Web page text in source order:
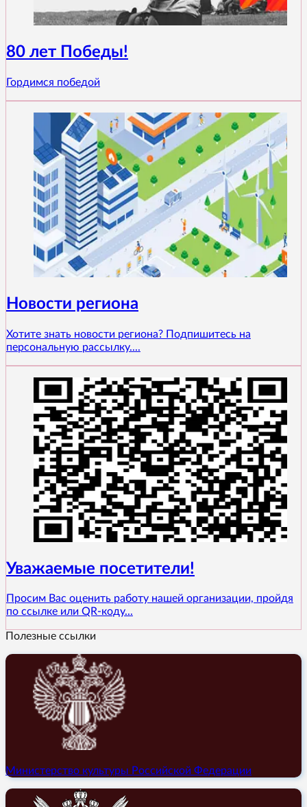
80 лет Победы!
Гордимся победой
Новости региона
Хотите знать новости региона? Подпишитесь на
персональную рассылку....
Уважаемые посетители!
Просим Вас оценить работу нашей организации, пройдя
по ссылке или QR-коду...
Полезные ссылки
Министерство культуры Российской Федерации